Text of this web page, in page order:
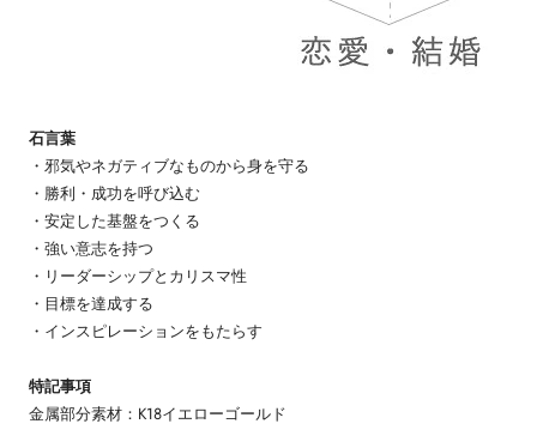
石言葉
・邪気やネガティブなものから身を守る
・勝利・成功を呼び込む
・安定した基盤をつくる
・強い意志を持つ
・リーダーシップとカリスマ性
・目標を達成する
・インスピレーションをもたらす
特記事項
金属部分素材：K18イエローゴールド